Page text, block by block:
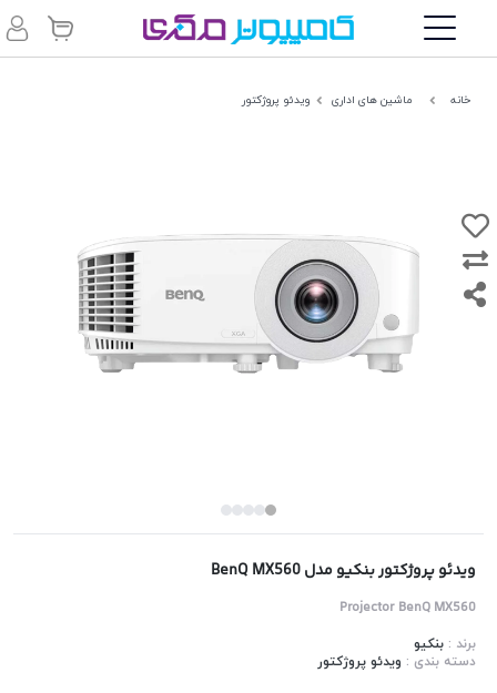
خانه ماشین های اداری ویدئو پروژکتور
ویدئو پروژکتور بنکیو مدل BenQ MX560
Projector BenQ MX560
برند :بنکیو
دسته بندی : ویدئو پروژکتور